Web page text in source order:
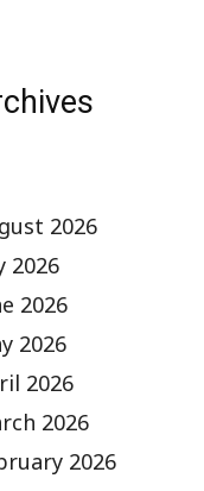
2026
2026
2026
2026
2026
2026
2026